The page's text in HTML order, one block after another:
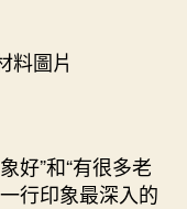
料圖片
好”和“有很多老
行印象最深入的